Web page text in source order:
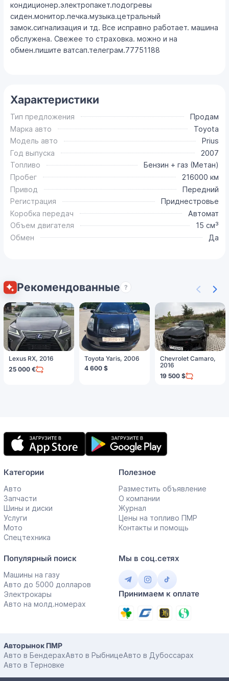
кондиционер.электропакет.подогревы
сиден.монитор.печка.музыка.цетральный
замок.сигнализация и тд. Все исправно работает. машина
обслужена. Свежее то страховка. можно и на
обмен.пишите ватсап.телеграм.77751188
Характеристики
Тип предложения
Продам
Марка авто
Toyota
Модель авто
Prius
Год выпуска
2007
Топливо
Бензин + газ (Метан)
Пробег
216000 км
Привод
Передний
Регистрация
Приднестровье
Коробка передач
Автомат
Объем двигателя
15 см³
Обмен
Да
Рекомендованные ?
Lexus RX, 2016
25 000 €
Toyota Yaris, 2006
4 600 $
Chevrolet Camaro,
2016
19 500 $
Мобильное
приложение
Категории
Авто
Запчасти
Шины и диски
Услуги
Мото
Спецтехника
Полезное
Разместить объявление
О компании
Журнал
Цены на топливо ПМР
Контакты и помощь
Популярный поиск
Машины на газу
Авто до 5000 долларов
Электрокары
Авто на молд.номерах
Мы в соц.сетях
Принимаем к оплате
Авторынок ПМР
Авто в БендерахАвто в РыбницеАвто в Дубоссарах
Авто в Терновке